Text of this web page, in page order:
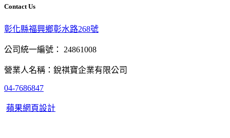
Contact Us
彰化縣福興鄉彰水路268號
公司統一編號： 24861008
營業人名稱：銳祺寶企業有限公司
04-7686847
蘋果網頁設計